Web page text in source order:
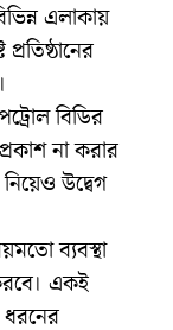
এলাকায়
বিডির
না করার
উদ্বেগ
ব্যবস্থা
একই
ধরনের